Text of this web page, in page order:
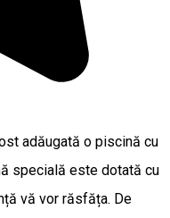
adăugată o piscină cu
specială este dotată cu
vă vor răsfăța. De